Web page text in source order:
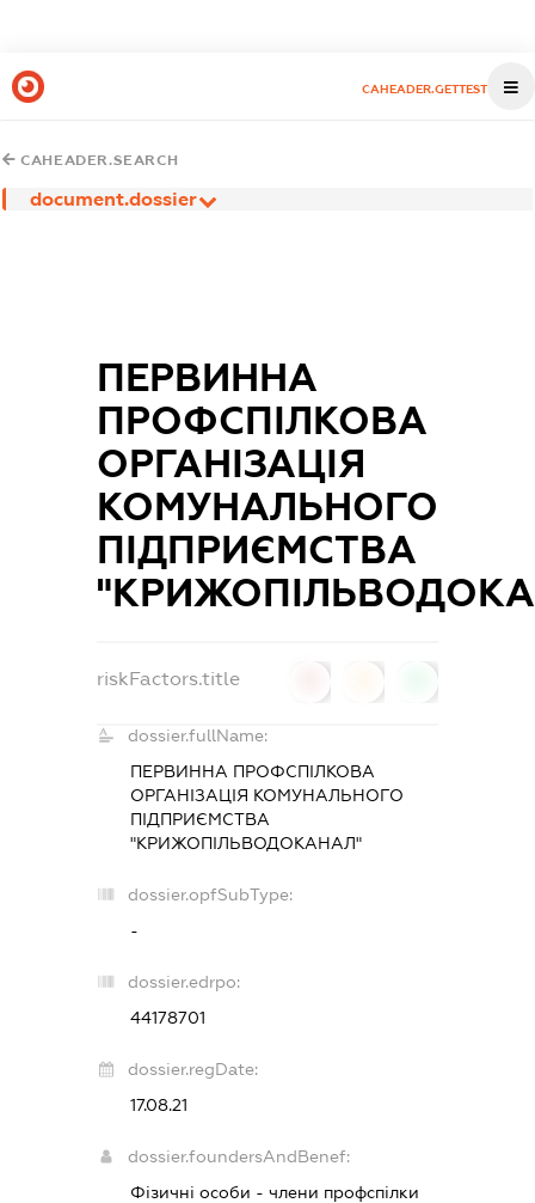
CAHEADER.GETTEST
CAHEADER.SEARCH
document.dossier
ПЕРВИННА
ПРОФСПІЛКОВА
ОРГАНІЗАЦІЯ
КОМУНАЛЬНОГО
ПІДПРИЄМСТВА
riskFactors.title
dossier.fullName:
ПЕРВИННА ПРОФСПІЛКОВА
ОРГАНІЗАЦІЯ КОМУНАЛЬНОГО
ПІДПРИЄМСТВА
"КРИЖОПІЛЬВОДОКАНАЛ"
dossier.opfSubType:
-
dossier.edrpo:
44178701
dossier.regDate:
17.08.21
dossier.foundersAndBenef:
Фізичні особи - члени профспілки